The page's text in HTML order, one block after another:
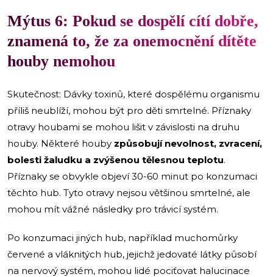
Mýtus 6: Pokud se dospělí cítí dobře,
znamená to, že za onemocnění dítěte
houby nemohou
Skutečnost: Dávky toxinů, které dospělému organismu
příliš neublíží, mohou být pro děti smrtelné. Příznaky
otravy houbami se mohou lišit v závislosti na druhu
houby. Některé houby způsobují nevolnost, zvracení,
bolesti žaludku a zvýšenou tělesnou teplotu.
Příznaky se obvykle objeví 30-60 minut po konzumaci
těchto hub. Tyto otravy nejsou většinou smrtelné, ale
mohou mít vážné následky pro trávicí systém.
Po konzumaci jiných hub, například muchomůrky
červené a vláknitých hub, jejichž jedovaté látky působí
na nervový systém, mohou lidé pociťovat halucinace